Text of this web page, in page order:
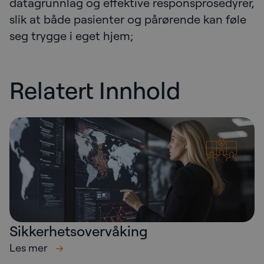
slik at både pasienter og pårørende kan føle
seg trygge i eget hjem;
Relatert Innhold
Sikkerhetsovervåking
Les mer